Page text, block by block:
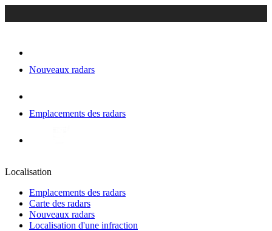
Nouveaux radars
Emplacements des radars
Localisation
Emplacements des radars
Carte des radars
Nouveaux radars
Localisation d'une infraction